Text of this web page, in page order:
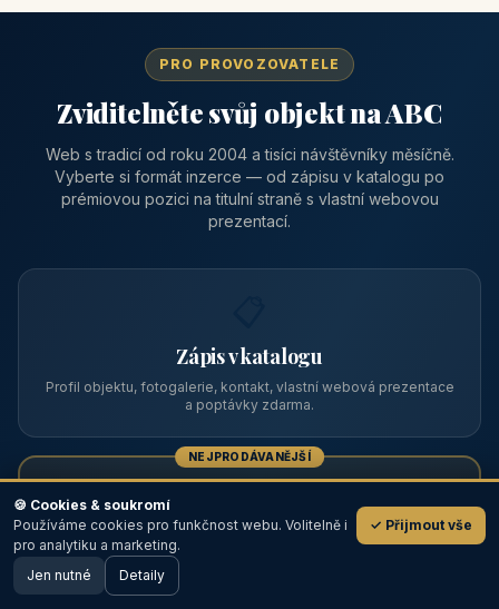
PRO PROVOZOVATELE
Zviditelněte svůj objekt na ABC
Web s tradicí od roku 2004 a tisíci návštěvníky měsíčně.
Vyberte si formát inzerce — od zápisu v katalogu po
prémiovou pozici na titulní straně s vlastní webovou
prezentací.
Zápis v katalogu
Profil objektu, fotogalerie, kontakt, vlastní webová prezentace
a poptávky zdarma.
NEJPRODÁVANĚJŠÍ
Prémiový partner
TOP pozice na titulce, přednost ve výpisech, zlatý odznak a
💬
🖥️ Desktop verze
🍪 Cookies & soukromí
Používáme cookies pro funkčnost webu. Volitelně i
pro analytiku a marketing.
✓ Přijmout vše
Jen nutné Detaily